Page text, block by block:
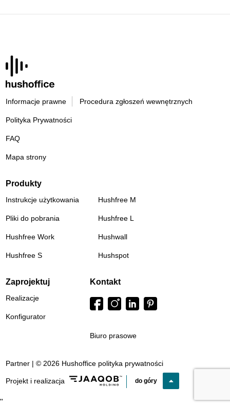
Informacje prawne Procedura zgłoszeń wewnętrznych
Polityka Prywatności
FAQ
Mapa strony
Produkty
Instrukcje użytkowania
Pliki do pobrania
Hushfree Work
Hushfree S
Hushfree M
Hushfree L
Hushwall
Hushspot
Zaprojektuj
Realizacje
Konfigurator
Kontakt
Biuro prasowe
Partner | © 2026 Hushoffice polityka prywatności
Projekt i realizacja do góry